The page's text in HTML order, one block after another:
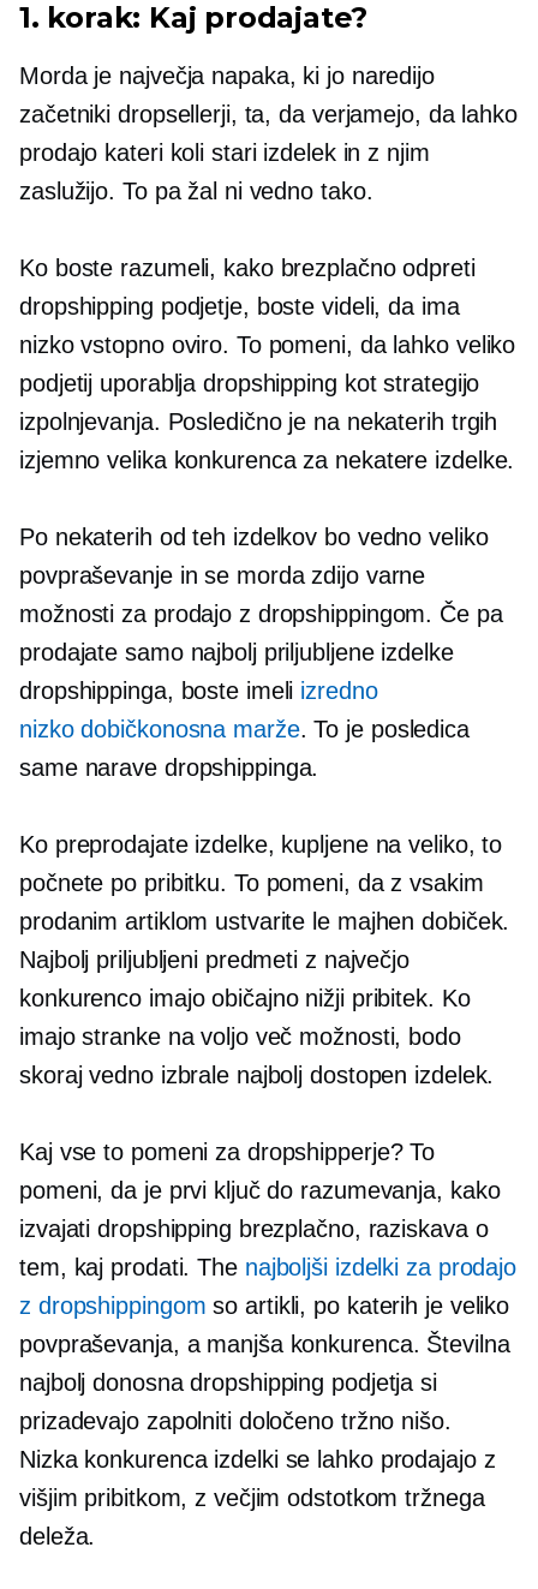
1. korak: Kaj prodajate?
Morda je največja napaka, ki jo naredijo
začetniki dropsellerji, ta, da verjamejo, da lahko
prodajo kateri koli stari izdelek in z njim
zaslužijo. To pa žal ni vedno tako.
Ko boste razumeli, kako brezplačno odpreti
dropshipping podjetje, boste videli, da ima
nizko vstopno oviro. To pomeni, da lahko veliko
podjetij uporablja dropshipping kot strategijo
izpolnjevanja. Posledično je na nekaterih trgih
izjemno velika konkurenca za nekatere izdelke.
Po nekaterih od teh izdelkov bo vedno veliko
povpraševanje in se morda zdijo varne
možnosti za prodajo z dropshippingom. Če pa
prodajate samo najbolj priljubljene izdelke
dropshippinga, boste imeli izredno
nizko dobičkonosna marže. To je posledica
same narave dropshippinga.
Ko preprodajate izdelke, kupljene na veliko, to
počnete po pribitku. To pomeni, da z vsakim
prodanim artiklom ustvarite le majhen dobiček.
Najbolj priljubljeni predmeti z največjo
konkurenco imajo običajno nižji pribitek. Ko
imajo stranke na voljo več možnosti, bodo
skoraj vedno izbrale najbolj dostopen izdelek.
Kaj vse to pomeni za dropshipperje? To
pomeni, da je prvi ključ do razumevanja, kako
izvajati dropshipping brezplačno, raziskava o
tem, kaj prodati. The najboljši izdelki za prodajo
z dropshippingom so artikli, po katerih je veliko
povpraševanja, a manjša konkurenca. Številna
najbolj donosna dropshipping podjetja si
prizadevajo zapolniti določeno tržno nišo.
Nizka konkurencaizdelki se lahko prodajajo z
višjim pribitkom, z večjim odstotkom tržnega
deleža.